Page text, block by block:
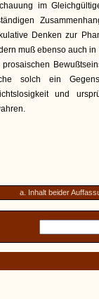
im
Denken zur
muß ebenso auch
solch ein
und
a. Inhalt beider